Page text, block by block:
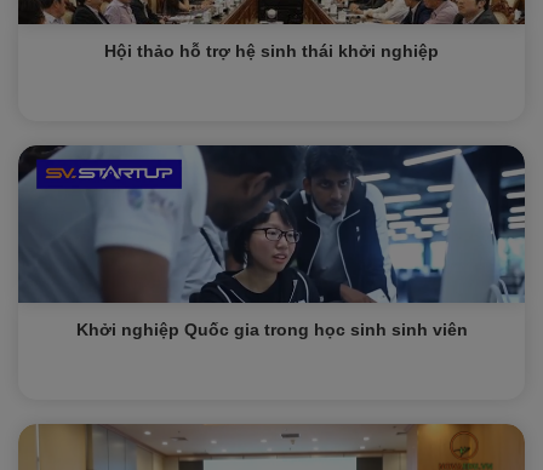
Hội thảo hỗ trợ hệ sinh thái khởi nghiệp
Khởi nghiệp Quốc gia trong học sinh sinh viên